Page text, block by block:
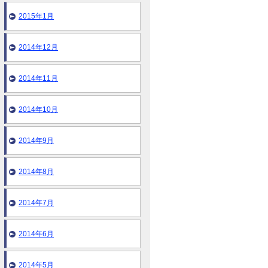
2015年1月
2014年12月
2014年11月
2014年10月
2014年9月
2014年8月
2014年7月
2014年6月
2014年5月